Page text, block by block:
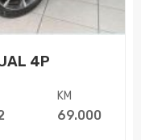
4P
KM
69.000